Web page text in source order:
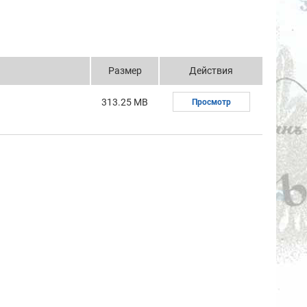
Размер Действия
313.25 MB Просмотр